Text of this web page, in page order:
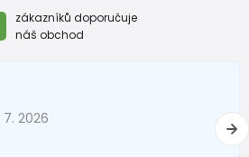
- 3pack, Pidilidi, PD0132, Holka
zákazníků doporučuje
náš obchod
2026